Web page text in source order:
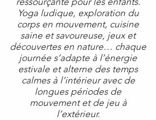
Yoga ludique, exploration du
corps en mouvement, cuisine
saine et savoureuse, jeux et
découvertes en nature… chaque
journée s’adapte à l’énergie
estivale et alterne des temps
calmes à l’intérieur avec de
longues périodes de
mouvement et de jeu à
l’extérieur.